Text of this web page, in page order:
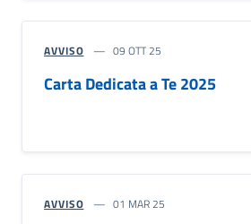
AVVISO 09 OTT 25
Carta Dedicata a Te 2025
AVVISO 01 MAR 25